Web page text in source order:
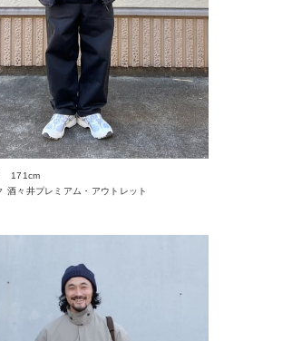
171cm
酒々井プレミアム・アウトレット